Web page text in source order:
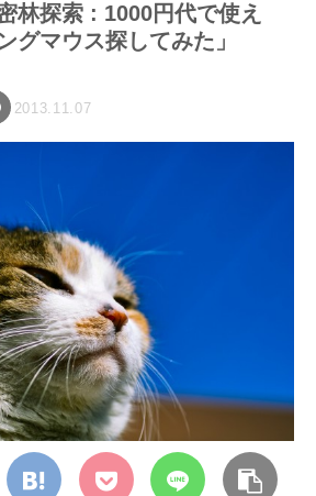
林探索 : 1000円代で使え
グマウス探してみた」
2013.11.07